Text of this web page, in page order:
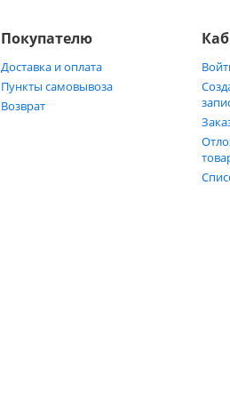
Покупателю
Доставка и оплата
Пункты самовывоза
Возврат